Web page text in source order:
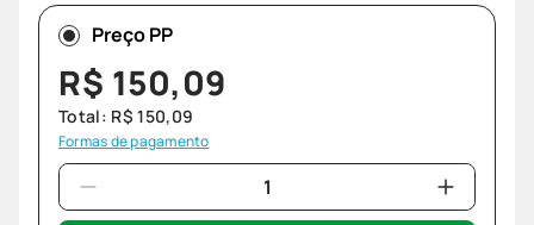
Preço PP
R$ 150,09
Total: R$ 150,09
Formas de pagamento